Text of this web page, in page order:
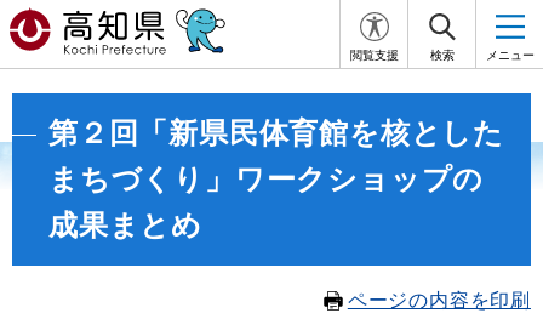
閲覧支援 検索 メニュー
第２回「新県民体育館を核とした
まちづくり」ワークショップの
成果まとめ
ページの内容を印刷